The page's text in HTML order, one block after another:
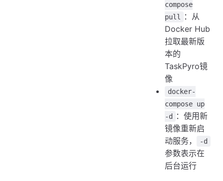
compose
pull
：从
Docker Hub
拉取最新版
本的
TaskPyro镜
像
docker-
compose up
-d
：使用新
镜像重新启
动服务，
-d
参数表示在
后台运行